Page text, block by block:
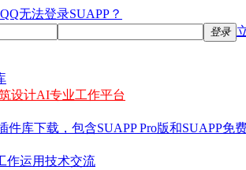
QQ无法登录SUAPP？
登录
设计AI专业工作平台
件库下载，包含SUAPP Pro版和SUAPP免
作运用技术交流